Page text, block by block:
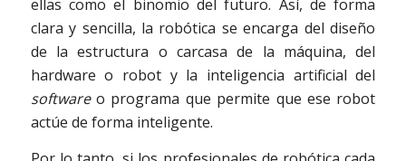
ellas como el binomio del futuro. Así, de forma
clara y sencilla, la robótica se encarga del diseño
de la estructura o carcasa de la máquina, del
hardware o robot y la inteligencia artificial del
softwareo programa que permite que ese robot
actúe de forma inteligente.